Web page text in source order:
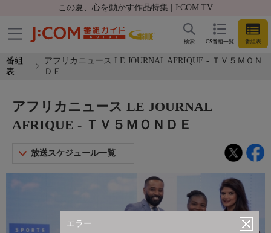
この夏、心を動かす作品特集 | J:COM TV
CS番組一覧 番組表
検索
番組
表
アフリカニュース LE JOURNAL AFRIQUE - ＴＶ５ＭＯＮ
ＤＥ
エラー
アフリカニュース LE JOURNAL
AFRIQUE - ＴＶ５ＭＯＮＤＥ
放送スケジュール一覧